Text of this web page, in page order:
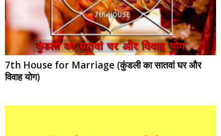
7th House for Marriage (कुंडली का सातवां घर और
विवाह योग)